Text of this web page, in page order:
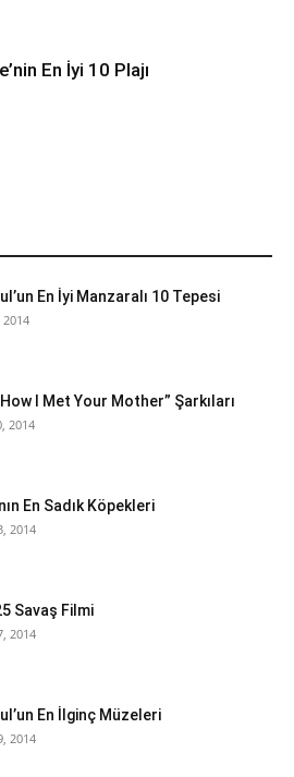
En İyi 10 Plajı
En İyi Manzaralı 10 Tepesi
2014
I Met Your Mother” Şarkıları
2014
En Sadık Köpekleri
2014
Savaş Filmi
2014
En İlginç Müzeleri
2014